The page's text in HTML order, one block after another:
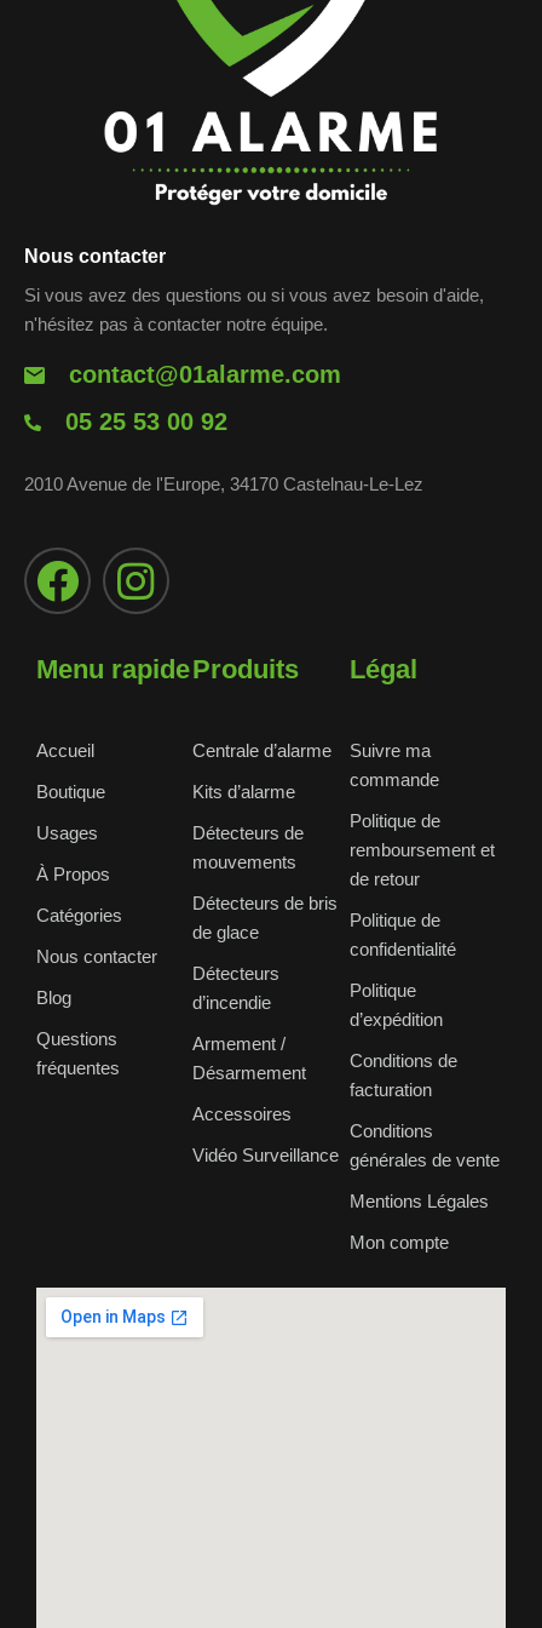
Nous contacter
Si vous avez des questions ou si vous avez besoin d'aide,
n'hésitez pas à contacter notre équipe.
contact@01alarme.com
05 25 53 00 92
2010 Avenue de l'Europe, 34170 Castelnau-Le-Lez
Menu rapide
Accueil
Boutique
Usages
À Propos
Catégories
Nous contacter
Blog
Questions
fréquentes
Produits
Centrale d’alarme
Kits d’alarme
Détecteurs de
mouvements
Détecteurs de bris
de glace
Détecteurs
d’incendie
Armement /
Désarmement
Accessoires
Vidéo Surveillance
Légal
Suivre ma
commande
Politique de
remboursement et
de retour
Politique de
confidentialité
Politique
d’expédition
Conditions de
facturation
Conditions
générales de vente
Mentions Légales
Mon compte